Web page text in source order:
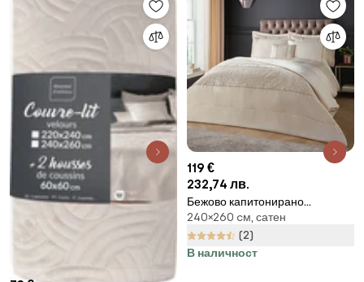
119 €
232,74 лв.
Бежово капитонирано
покривало за легло от
микросатен 240x260 cm Deco
Sequin – Catherine Lansfield
240×260 cм, сатен
(2)
В наличност